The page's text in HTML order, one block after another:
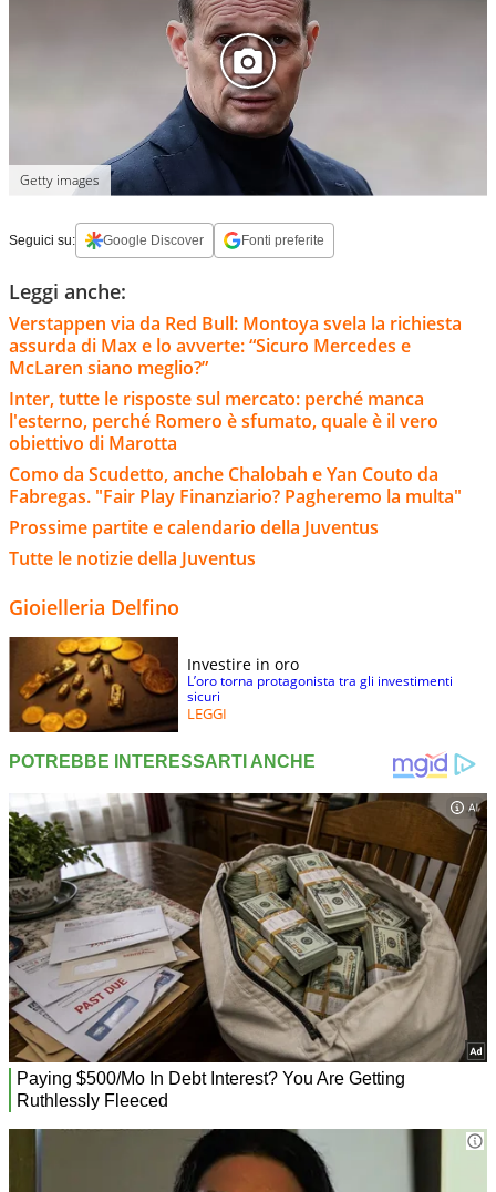
Getty images
Seguici su: Google Discover Fonti preferite
Leggi anche:
Verstappen via da Red Bull: Montoya svela la richiesta
assurda di Max e lo avverte: “Sicuro Mercedes e
McLaren siano meglio?”
Inter, tutte le risposte sul mercato: perché manca
l'esterno, perché Romero è sfumato, quale è il vero
obiettivo di Marotta
Como da Scudetto, anche Chalobah e Yan Couto da
Fabregas. "Fair Play Finanziario? Pagheremo la multa"
Prossime partite e calendario della Juventus
Tutte le notizie della Juventus
Gioielleria Delfino
Investire in oro
L’oro torna protagonista tra gli investimenti
sicuri
LEGGI